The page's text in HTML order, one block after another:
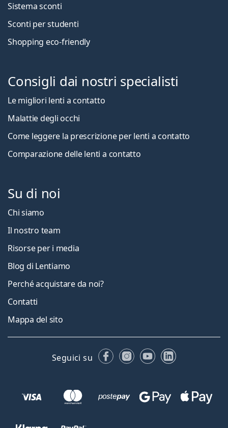
Sistema sconti
Sconti per studenti
Shopping eco-friendly
Consigli dai nostri specialisti
Le migliori lenti a contatto
Malattie degli occhi
Come leggere la prescrizione per lenti a contatto
Comparazione delle lenti a contatto
Su di noi
Chi siamo
Il nostro team
Risorse per i media
Blog di Lentiamo
Perché acquistare da noi?
Contatti
Mappa del sito
Seguici su FacebookInstagram
YouTubeLinkedIn